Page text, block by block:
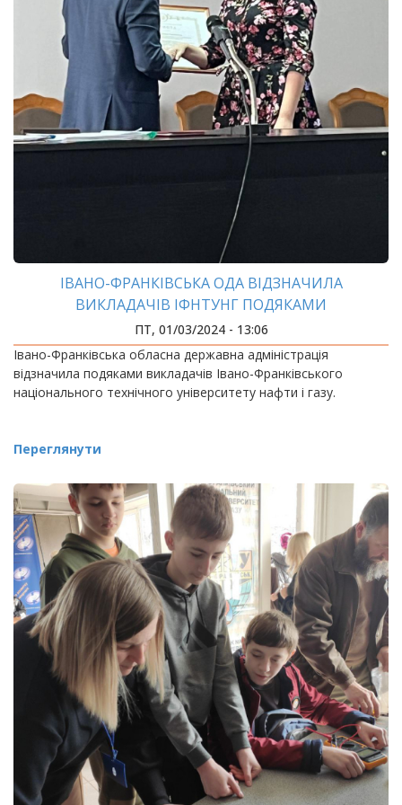
ІВАНО-ФРАНКІВСЬКА ОДА ВІДЗНАЧИЛА
ВИКЛАДАЧІВ ІФНТУНГ ПОДЯКАМИ
ПТ, 01/03/2024 - 13:06
Івано-Франківська обласна державна адміністрація
відзначила подяками викладачів Івано-Франківського
національного технічного університету нафти і газу.
Переглянути